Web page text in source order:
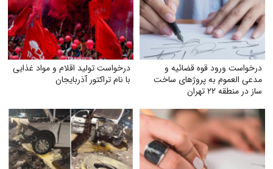
درخواست ورود قوه قضائیه و
مدعی العموم به پروژهای ساخت
ساز در منطقه ۲۲ تهران
درخواست تولید اقلام و مواد غذایی
با نام تراکتور آذربایجان